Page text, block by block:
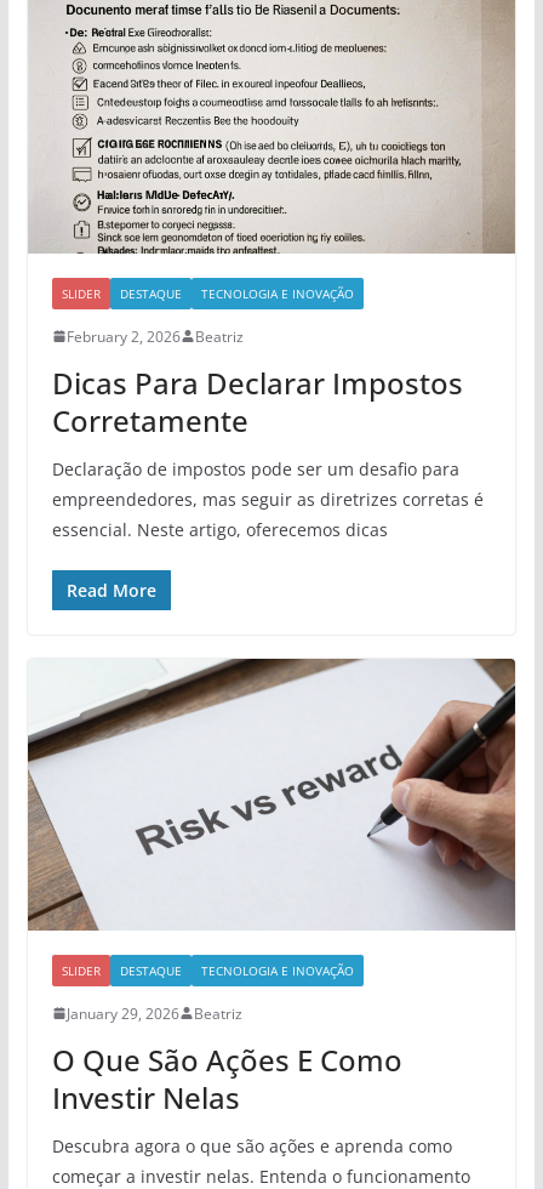
SLIDER DESTAQUE TECNOLOGIA E INOVAÇÃO
February 2, 2026 Beatriz
Dicas Para Declarar Impostos
Corretamente
Declaração de impostos pode ser um desafio para
empreendedores, mas seguir as diretrizes corretas é
essencial. Neste artigo, oferecemos dicas
Read More
SLIDER DESTAQUE TECNOLOGIA E INOVAÇÃO
January 29, 2026 Beatriz
O Que São Ações E Como
Investir Nelas
Descubra agora o que são ações e aprenda como
começar a investir nelas. Entenda o funcionamento